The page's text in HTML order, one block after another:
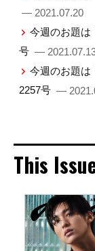
— 2021.07.20
今週のお題は
号 —
今週のお題は
2257号 —
This